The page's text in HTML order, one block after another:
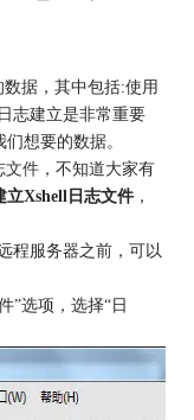
据，其中包括:使用
志建立是非常重要
想要的数据。
文件，不知道大家有
立Xshell日志文件，
程服务器之前，可以
”选项，选择“日